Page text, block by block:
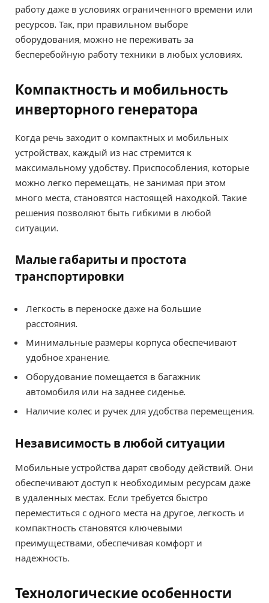
работу даже в условиях ограниченного времени или
ресурсов. Так, при правильном выборе
оборудования, можно не переживать за
бесперебойную работу техники в любых условиях.
Компактность и мобильность
инверторного генератора
Когда речь заходит о компактных и мобильных
устройствах, каждый из нас стремится к
максимальному удобству. Приспособления, которые
можно легко перемещать, не занимая при этом
много места, становятся настоящей находкой. Такие
решения позволяют быть гибкими в любой
ситуации.
Малые габариты и простота
транспортировки
Легкость в переноске даже на большие
расстояния.
Минимальные размеры корпуса обеспечивают
удобное хранение.
Оборудование помещается в багажник
автомобиля или на заднее сиденье.
Наличие колес и ручек для удобства перемещения.
Независимость в любой ситуации
Мобильные устройства дарят свободу действий. Они
обеспечивают доступ к необходимым ресурсам даже
в удаленных местах. Если требуется быстро
переместиться с одного места на другое, легкость и
компактность становятся ключевыми
преимуществами, обеспечивая комфорт и
надежность.
Технологические особенности